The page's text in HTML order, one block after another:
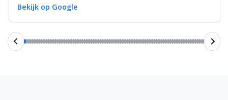
Bekijk op Google